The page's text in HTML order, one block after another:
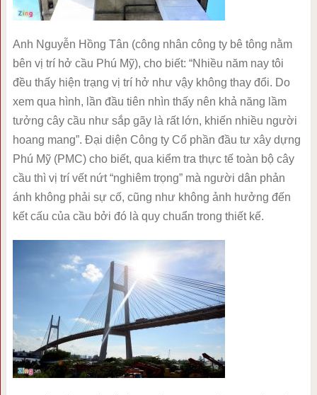
Anh Nguyễn Hồng Tân (công nhân công ty bê tông nằm
bên vị trí hở cầu Phú Mỹ), cho biết: “Nhiều năm nay tôi
đều thấy hiện trạng vị trí hở như vậy không thay đổi. Do
xem qua hình, lần đầu tiên nhìn thấy nên khả năng lầm
tưởng cây cầu như sắp gãy là rất lớn, khiến nhiều người
hoang mang”. Đại diện Công ty Cổ phần đầu tư xây dựng
Phú Mỹ (PMC) cho biết, qua kiểm tra thực tế toàn bộ cây
cầu thì vị trí vết nứt “nghiêm trọng” mà người dân phản
ánh không phải sự cố, cũng như không ảnh hưởng đến
kết cấu của cầu bởi đó là quy chuẩn trong thiết kế.